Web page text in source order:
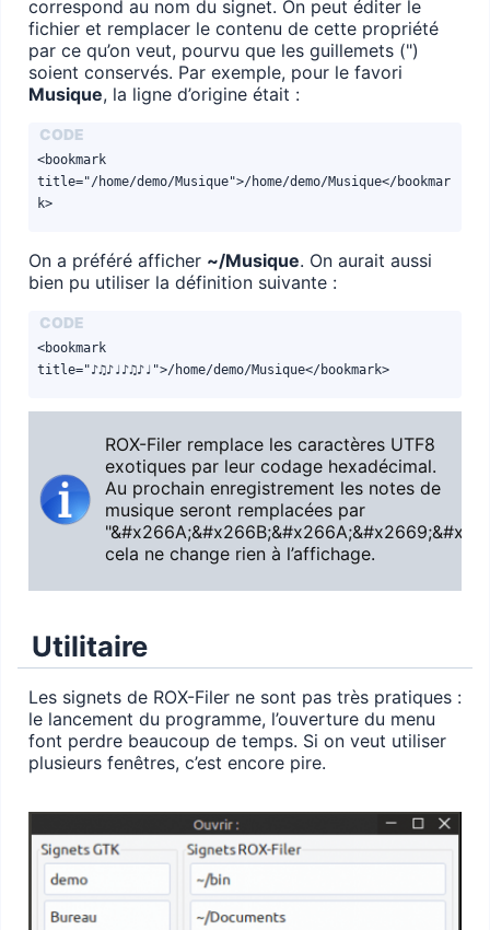
correspond au nom du signet. On peut éditer le
fichier et remplacer le contenu de cette propriété
par ce qu’on veut, pourvu que les guillemets (")
soient conservés. Par exemple, pour le favori
Musique, la ligne d’origine était :
<bookmark
title="/home/demo/Musique">/home/demo/Musique</bookmar
k>
On a préféré afficher ~/Musique. On aurait aussi
bien pu utiliser la définition suivante :
<bookmark
title="♪♫♪♩♪♫♪♩">/home/demo/Musique</bookmark>
ROX-Filer remplace les caractères UTF8
exotiques par leur codage hexadécimal.
Au prochain enregistrement les notes de
musique seront remplacées par
cela ne change rien à l’affichage.
Utilitaire
Les signets de ROX-Filer ne sont pas très pratiques :
le lancement du programme, l’ouverture du menu
font perdre beaucoup de temps. Si on veut utiliser
plusieurs fenêtres, c’est encore pire.